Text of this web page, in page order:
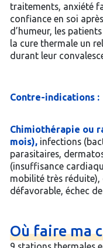
traitements, anxiété
confiance en soi
d’humeur, les
la cure thermale un
durant leur
Contre-indications :
Chimiothérapie ou
mois), infections
parasitaires,
(insuffisance
mobilité très
défavorable, échec
Oùfairema